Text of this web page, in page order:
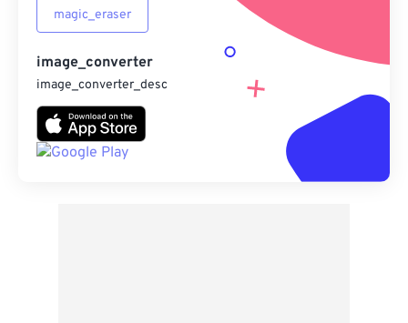
magic_eraser
image_converter
image_converter_desc